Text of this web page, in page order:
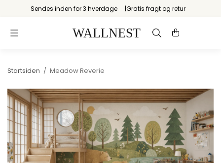
Sendes inden for 3 hverdage Gratis fragt og retur
Startsiden / Meadow Reverie